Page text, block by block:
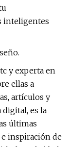
inteligentes
y experta en
ellas a
artículos y
es la
últimas
inspiración de